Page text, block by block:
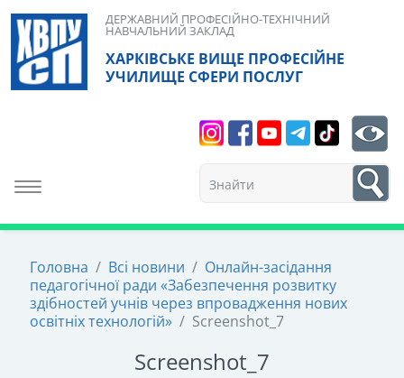
Skip
content
ХАРКІВСЬКЕ ВИЩЕ ПРОФЕСІЙНЕ
УЧИЛИЩЕ СФЕРИ ПОСЛУГ
ДЕРЖАВНИЙ ПРОФЕСІЙНО-ТЕХНІЧНИЙ
НАВЧАЛЬНИЙ ЗАКЛАД
Toggle navigation
1
Головна / Всі новини / Онлайн-засідання
педагогічної ради «Забезпечення розвитку
здібностей учнів через впровадження нових
освітніх технологій» / Screenshot_7
Screenshot_7